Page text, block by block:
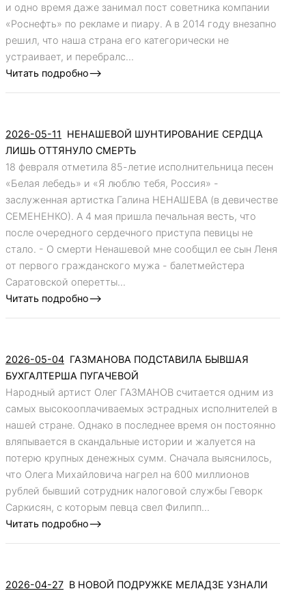
и одно время даже занимал пост советника компании
«Роснефть» по рекламе и пиару. А в 2014 году внезапно
решил, что наша страна его категорически не
устраивает, и перебралс...
Читать подробно-->
2026-05-11
НЕНАШЕВОЙ ШУНТИРОВАНИЕ СЕРДЦА
ЛИШЬ ОТТЯНУЛО СМЕРТЬ
18 февраля отметила 85-летие исполнительница песен
«Белая лебедь» и «Я люблю тебя, Россия» -
заслуженная артистка Галина НЕНАШЕВА (в девичестве
СЕМЕНЕНКО). А 4 мая пришла печальная весть, что
после очередного сердечного приступа певицы не
стало. - О смерти Ненашевой мне сообщил ее сын Леня
от первого гражданского мужа - балетмейстера
Саратовской оперетты...
Читать подробно-->
2026-05-04 ГАЗМАНОВА ПОДСТАВИЛА БЫВШАЯ
БУХГАЛТЕРША ПУГАЧЕВОЙ
Народный артист Олег ГАЗМАНОВ считается одним из
самых высокооплачиваемых эстрадных исполнителей в
нашей стране. Однако в последнее время он постоянно
вляпывается в скандальные истории и жалуется на
потерю крупных денежных сумм. Сначала выяснилось,
что Олега Михайловича нагрел на 600 миллионов
рублей бывший сотрудник налоговой службы Геворк
Саркисян, с которым певца свел Филипп...
Читать подробно-->
2026-04-27 В НОВОЙ ПОДРУЖКЕ МЕЛАДЗЕ УЗНАЛИ